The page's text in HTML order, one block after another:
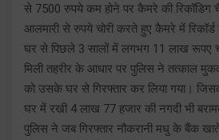
से 7500 रुपये कम होने पर कैमरे की रिकॉडिग
आलमारी से रुपये चोरी करते हुए कैमरे में रिकॉर्ड
घर से पिछले 3 सालों में लगभग 11 लाख रूपए
मिली तहरीर के आधार पर पुलिस ने तत्काल
को उसके घर से गिरफ्तार कर लिया गया।
घर में रखी 4 लाख 77 हजार की नगदी भी
पुलिस ने जब गिरफ्तार नौकरानी मधु के बैंक